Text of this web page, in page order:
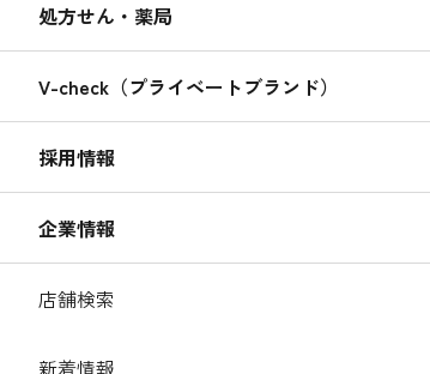
処方せん・薬局
V-check（プライベートブランド）
採用情報
企業情報
店舗検索
新着情報